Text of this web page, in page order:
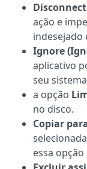
ação e
indesejado
Ignore
aplicativo
seu
a opção
no disco.
Copiar
essa